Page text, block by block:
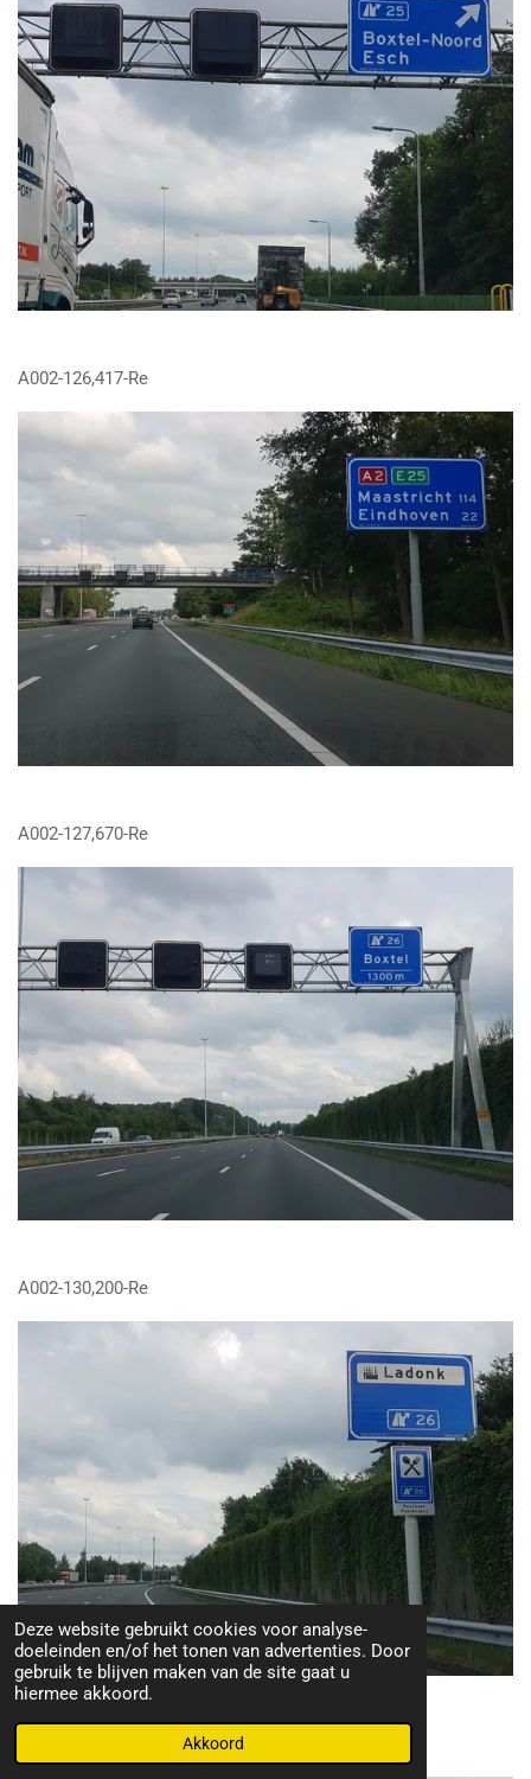
Deze website gebruikt cookies voor analyse-
doeleinden en/of het tonen van advertenties. Door
gebruik te blijven maken van de site gaat u
hiermee akkoord.
Akkoord
A002-126,417-Re
A002-127,670-Re
A002-130,200-Re